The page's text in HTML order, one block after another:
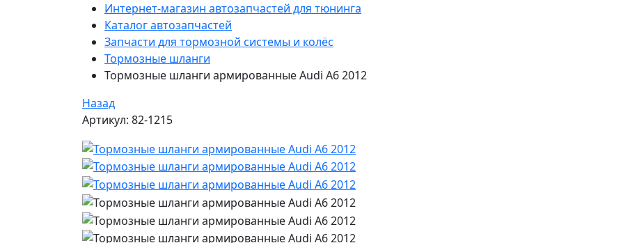
Интернет-магазин автозапчастей для тюнинга
Каталог автозапчастей
Запчасти для тормозной системы и колёс
Тормозные шланги
Тормозные шланги армированные Audi A6 2012
Назад
Артикул: 82-1215